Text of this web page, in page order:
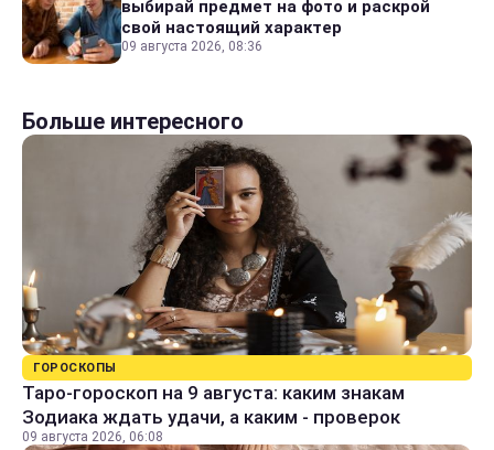
выбирай предмет на фото и раскрой
свой настоящий характер
09 августа 2026, 08:36
Больше интересного
ГОРОСКОПЫ
Таро-гороскоп на 9 августа: каким знакам
Зодиака ждать удачи, а каким - проверок
09 августа 2026, 06:08